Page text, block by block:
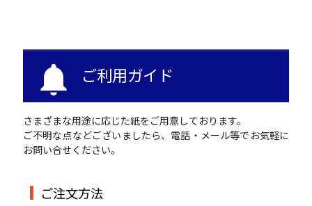
notifications ご利用ガイド
さまざまな用途に応じた紙をご用意しております。
ご不明な点などございましたら、電話・メール等でお気軽に
お問い合せください。
ご注文方法